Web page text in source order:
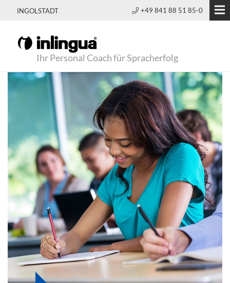
INGOLSTADT +49 841 88 51 85-0
Ihr Personal Coach für Spracherfolg